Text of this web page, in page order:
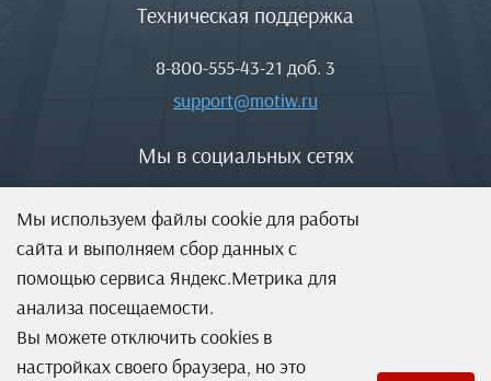
Мы используем файлы cookie для работы
сайта и выполняем сбор данных с
помощью сервиса Яндекс.Метрика для
анализа посещаемости.
Вы можете отключить cookies в
настройках своего браузера, но это
Техническая поддержка
8-800-555-43-21 доб. 3
support@motiw.ru
Мы в социальных сетях